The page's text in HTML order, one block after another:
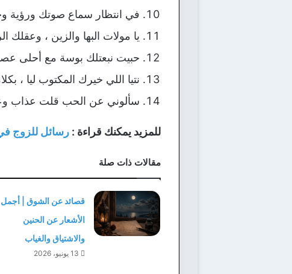
في انتظار سماع صوتك ورؤية
يا مولات البها والزين ، وعقلك
حبيت نبعتلك بوسة مع أحلى
نتيا اللي خيرك المكتوب ليا ،
سألوني عن الحب قلت عذاب
للمزيد يمكنك قراءة : رسائل للزوج
مقالات ذات صلة
قصائد عن الشوق | أجمل
الأشعار عن الحنين
والاشتياق والغياب
13 يونيو، 2026